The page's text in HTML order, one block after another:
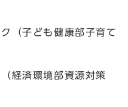
（子ども健康部子育て
経済環境部資源対策